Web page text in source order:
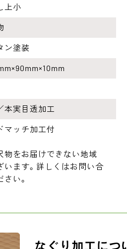
上小
ン塗装
本実目透加工
マッチ加工付
物をお届けできない地域
います。詳しくはお問い合
さい。